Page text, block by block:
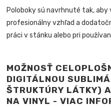
Poloboky sú navrhnuté tak, aby
profesionálny vzhľad a
práci v stánku alebo pri
MOŽNOSŤ
DIGITÁLNOU
ŠTRUKTÚRY LÁTKY)
NA VINYL - VIAC